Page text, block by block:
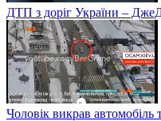
ДТП з доріг України –
Чоловік викрав автомобіль